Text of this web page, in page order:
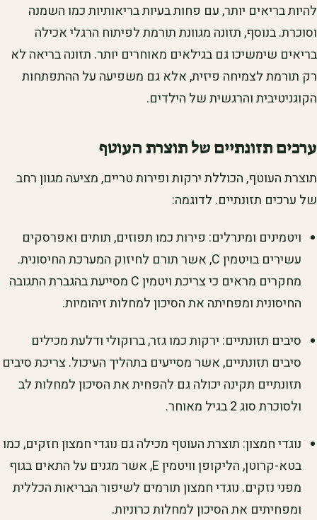
להיות בריאים יותר, עם פחות בעיות בריאותיות כמו השמנה
וסוכרת. בנוסף, תזונה מגוונת תורמת לפיתוח הרגלי אכילה
בריאים שימשיכו גם בגילאים מאוחרים יותר. תזונה בריאה לא
רק תורמת לצמיחה פיזית, אלא גם משפיעה על ההתפתחות
הקוגניטיבית והרגשית של הילדים.
ערכים תזונתיים של תוצרת העוטף
תוצרת העוטף, הכוללת ירקות ופירות טריים, מציעה מגוון רחב
של ערכים תזונתיים. לדוגמה:
ויטמינים ומינרלים: פירות כמו תפוזים, תותים ואפרסקים
עשירים בויטמין C, אשר תורם לחיזוק המערכת החיסונית.
מחקרים מראים כי צריכת ויטמין C מסייעת בהגברת התגובה
החיסונית ומפחיתה את הסיכון למחלות זיהומיות.
סיבים תזונתיים: ירקות כמו גזר, ברוקולי ודלעת מכילים
סיבים תזונתיים, אשר מסייעים בתהליך העיכול. צריכת סיבים
תזונתיים תקינה יכולה גם להפחית את הסיכון למחלות לב
ולסוכרת סוג 2 בגיל מאוחר.
נוגדי חמצון: תוצרת העוטף מכילה גם נוגדי חמצון חזקים, כמו
בטא-קרוטן, הליקופן וויטמין E, אשר מגנים על התאים בגוף
מפני נזקים. נוגדי חמצון תורמים לשיפור הבריאות הכללית
ומפחיתים את הסיכון למחלות כרוניות.